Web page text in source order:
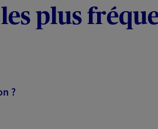
plus
?